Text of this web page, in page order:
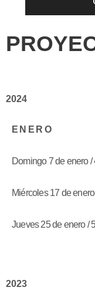
2024
E N E R O
Domingo 7 de enero
Miércoles 17 de
Jueves 25 de enero /
2023